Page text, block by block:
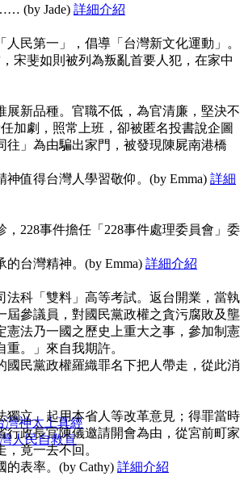
(by Jade) 詳細介紹
民第一」，倡導「台灣新文化運動」。
宋斐如則被列為叛亂首要人犯，在家中
新品種。官職不低，為官清廉，堅決不
加劇，照常上班，卻被匿名投書說企圖
」為由騙出家門，被發現陳屍南港橋
值得台灣人學習敬仰。(by Emma) 詳細
228事件擔任「228事件處理委員會」委
台灣精神。(by Emma) 詳細介紹
法科「雙料」高等考試。返台開業，當執
參議員，對國民黨政權之貪污腐敗及壟
法乃一國之歷史上重大之事，參加制憲
。」來自我期許。
民黨政權羅織罪名下把人帶走，從此消
立、起用本省人等改革意見；得罪當時
政長官陳儀邀請開會為由，從宮前町家
竟一去不回。
表率。(by Cathy) 詳細介紹